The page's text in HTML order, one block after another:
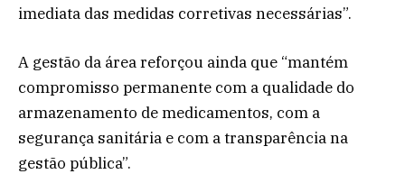
imediata das medidas corretivas necessárias”.
A gestão da área reforçou ainda que “mantém
compromisso permanente com a qualidade do
armazenamento de medicamentos, com a
segurança sanitária e com a transparência na
gestão pública”.